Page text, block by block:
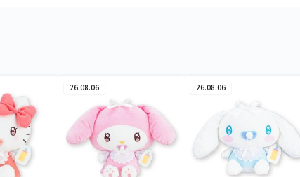
26.08.06 26.08.06